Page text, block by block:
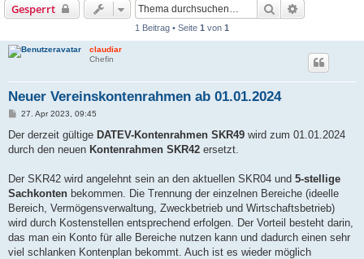
Gesperrt Suche
1 Beitrag • Seite 1 von 1
claudiar
Chefin
Neuer Vereinskontenrahmen ab 01.01.2024
B
i
r
27. Apr 2023, 09:45
Der derzeit gültige DATEV-Kontenrahmen SKR49 wird zum 01.01.2024
durch den neuen Kontenrahmen SKR42 ersetzt.
Der SKR42 wird angelehnt sein an den aktuellen SKR04 und 5-stellige
Sachkonten bekommen. Die Trennung der einzelnen Bereiche (ideelle
Bereich, Vermögensverwaltung, Zweckbetrieb und Wirtschaftsbetrieb)
wird durch Kostenstellen entsprechend erfolgen. Der Vorteil besteht darin,
das man ein Konto für alle Bereiche nutzen kann und dadurch einen sehr
viel schlanken Kontenplan bekommt. Auch ist es wieder möglich